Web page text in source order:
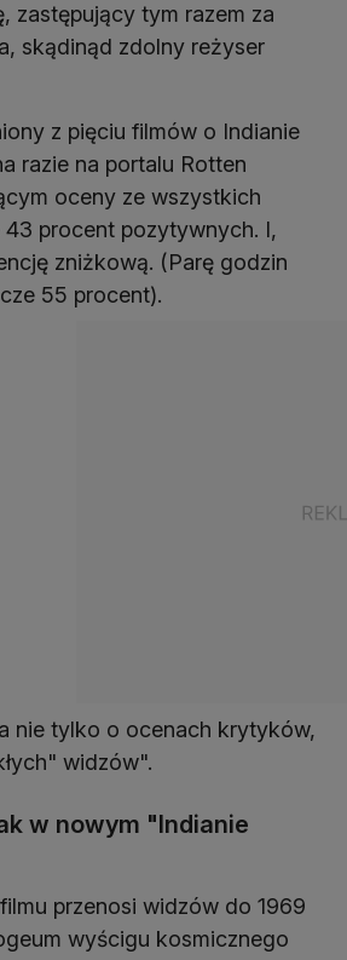
zastępujący tym razem za
skądinąd zdolny reżyser
z pięciu filmów o Indianie
razie na portalu Rotten
oceny ze wszystkich
43 procent pozytywnych. I,
zniżkową. (Parę godzin
55 procent).
nie tylko o ocenach krytyków,
widzów".
w nowym "Indianie
przenosi widzów do 1969
wyścigu kosmicznego